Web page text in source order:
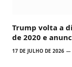
Trump volta a
de 2020 e
17 DE JULHO DE 2026